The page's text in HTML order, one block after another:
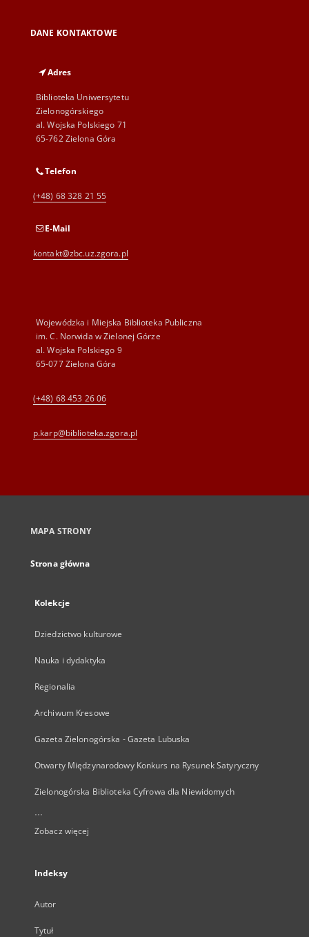
DANE KONTAKTOWE
Adres
Biblioteka Uniwersytetu
Zielonogórskiego
al. Wojska Polskiego 71
65-762 Zielona Góra
Telefon
(+48) 68 328 21 55
E-Mail
kontakt@zbc.uz.zgora.pl
Wojewódzka i Miejska Biblioteka Publiczna
im. C. Norwida w Zielonej Górze
al. Wojska Polskiego 9
65-077 Zielona Góra
(+48) 68 453 26 06
p.karp@biblioteka.zgora.pl
MAPA STRONY
Strona główna
Kolekcje
Dziedzictwo kulturowe
Nauka i dydaktyka
Regionalia
Archiwum Kresowe
Gazeta Zielonogórska - Gazeta Lubuska
Otwarty Międzynarodowy Konkurs na Rysunek Satyryczny
Zielonogórska Biblioteka Cyfrowa dla Niewidomych
...
Zobacz więcej
Indeksy
Autor
Tytuł